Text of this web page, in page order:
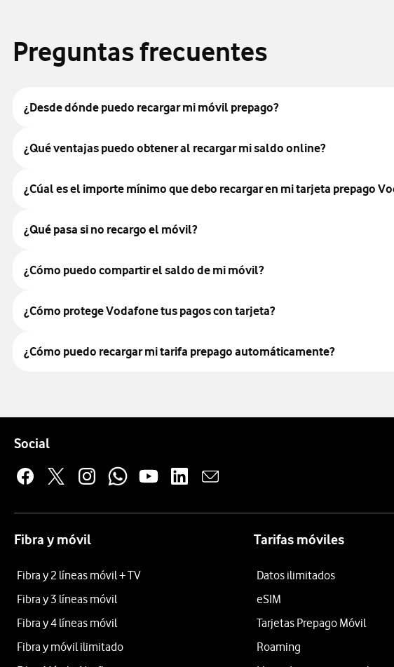
Preguntas frecuentes
¿Desde dónde puedo recargar mi móvil prepago?
¿Qué ventajas puedo obtener al recargar mi saldo online?
¿Cúal es el importe mínimo que debo recargar en mi tarjeta prepago
¿Qué pasa si no recargo el móvil?
¿Cómo puedo compartir el saldo de mi móvil?
¿Cómo protege Vodafone tus pagos con tarjeta?
¿Cómo puedo recargar mi tarifa prepago automáticamente?
SocialEnlaces a las redes sociales de Vodafone
Fibra y móvil
Fibra y 2 líneas móvil + TV
Fibra y 3 líneas móvil
Fibra y 4 líneas móvil
Fibra y móvil ilimitado
Tarifas móviles
Datos ilimitados
eSIM
Tarjetas Prepago Móvil
Roaming